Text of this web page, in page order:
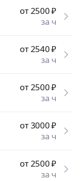
от 2500₽
за ч
от 2540₽
за ч
от 2500₽
за ч
от 3000₽
за ч
от 2500₽
за ч